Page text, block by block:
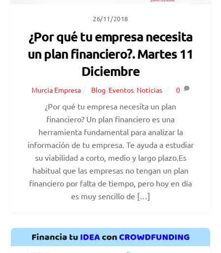
26/11/2018
¿Por qué tu empresa necesita
un plan financiero?. Martes 11
Diciembre
Murcia Empresa Blog Eventos Noticias 0
¿Por qué tu empresa necesita un plan
financiero? Un plan financiero es una
herramienta fundamental para analizar la
información de tu empresa. Te ayuda a estudiar
su viabilidad a corto, medio y largo plazo.Es
habitual que las empresas no tengan un plan
financiero por falta de tiempo, pero hoy en día
es muy sencillo de […]